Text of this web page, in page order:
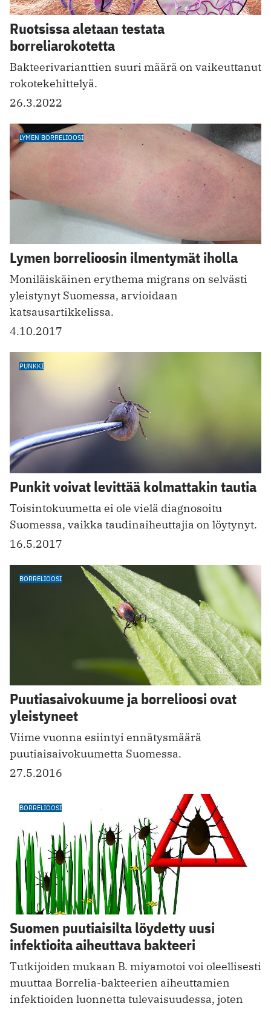
Ruotsissa aletaan testata
borreliarokotetta
Bakteerivarianttien suuri määrä on vaikeuttanut
rokotekehittelyä.
26.3.2022
LYMEN BORRELIOOSI
Lymen borrelioosin ilmentymät iholla
Moniläiskäinen erythema migrans on selvästi
yleistynyt Suomessa, arvioidaan
katsausartikkelissa.
4.10.2017
PUNKKI
Punkit voivat levittää kolmattakin tautia
Toisintokuumetta ei ole vielä diagnosoitu
Suomessa, vaikka taudinaiheuttajia on löytynyt.
16.5.2017
BORRELIOOSI
Puutiasaivokuume ja borrelioosi ovat
yleistyneet
Viime vuonna esiintyi ennätysmäärä
puutiaisaivokuumetta Suomessa.
27.5.2016
BORRELIOOSI
Suomen puutiaisilta löydetty uusi
infektioita aiheuttava bakteeri
Tutkijoiden mukaan B. miyamotoi voi oleellisesti
muuttaa Borrelia-bakteerien aiheuttamien
infektioiden luonnetta tulevaisuudessa, joten